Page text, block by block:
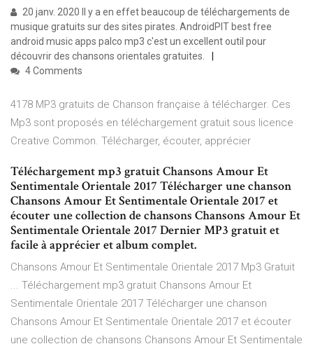
20 janv. 2020 Il y a en effet beaucoup de téléchargements de
musique gratuits sur des sites pirates. AndroidPIT best free
android music apps palco mp3 c'est un excellent outil pour
découvrir des chansons orientales gratuites.
4 Comments
4178 MP3 gratuits de Chanson française à télécharger. Ces
Mp3 sont proposés en téléchargement gratuit sous licence
Creative Common. Télécharger, écouter, apprécier
Téléchargement mp3 gratuit Chansons Amour Et
Sentimentale Orientale 2017 Télécharger une chanson
Chansons Amour Et Sentimentale Orientale 2017 et
écouter une collection de chansons Chansons Amour Et
Sentimentale Orientale 2017 Dernier MP3 gratuit et
facile à apprécier et album complet.
Chansons Amour Et Sentimentale Orientale 2017 Mp3 Gratuit
... Téléchargement mp3 gratuit Chansons Amour Et
Sentimentale Orientale 2017 Télécharger une chanson
Chansons Amour Et Sentimentale Orientale 2017 et écouter
une collection de chansons Chansons Amour Et Sentimentale